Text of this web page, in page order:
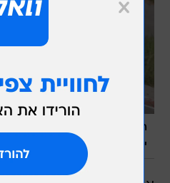
רוכב מיומן ישאל את עצמו תמיד
יעברו הגלגלים?